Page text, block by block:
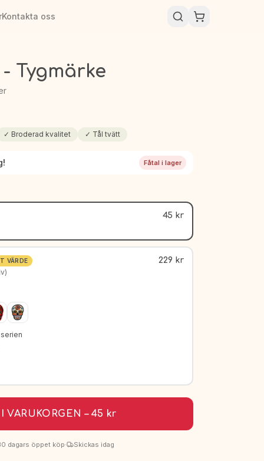
Kontakta oss
Tygmärke
✓ Broderad kvalitet ✓ Tål tvätt
Fåtal i lager
45 kr
VÄRDE 229 kr
VARUKORGEN – 45 kr
dagars öppet köp· Skickas idag